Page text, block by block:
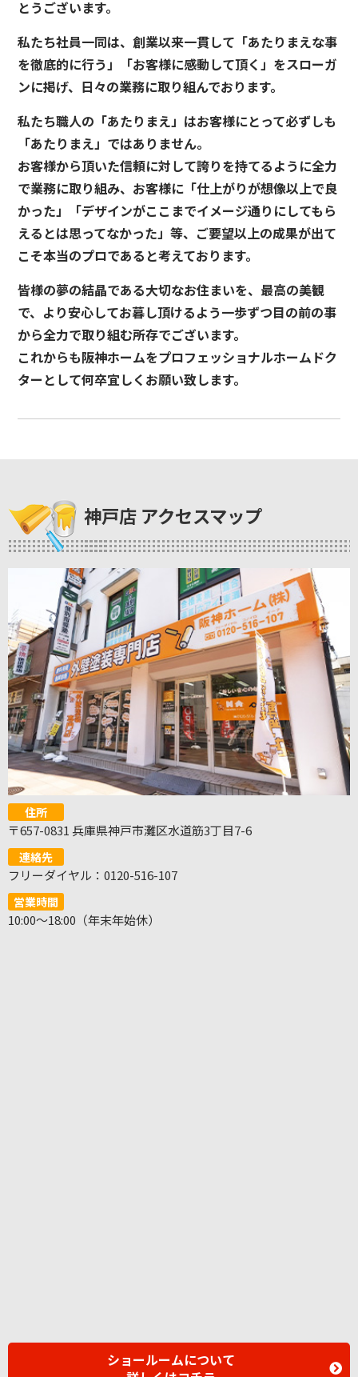
とうございます。
私たち社員一同は、創業以来一貫して「あたりまえな事
を徹底的に行う」「お客様に感動して頂く」をスローガ
ンに掲げ、日々の業務に取り組んでおります。
私たち職人の「あたりまえ」はお客様にとって必ずしも
「あたりまえ」ではありません。
お客様から頂いた信頼に対して誇りを持てるように全力
で業務に取り組み、お客様に「仕上がりが想像以上で良
かった」「デザインがここまでイメージ通りにしてもら
えるとは思ってなかった」等、ご要望以上の成果が出て
こそ本当のプロであると考えております。
皆様の夢の結晶である大切なお住まいを、最高の美観
で、より安心してお暮し頂けるよう一歩ずつ目の前の事
から全力で取り組む所存でございます。
これからも阪神ホームをプロフェッショナルホームドク
ターとして何卒宜しくお願い致します。
神戸店 アクセスマップ
住所
〒657-0831 兵庫県神戸市灘区水道筋3丁目7-6
連絡先
フリーダイヤル：0120-516-107
営業時間
10:00～18:00（年末年始休）
ショールームについて